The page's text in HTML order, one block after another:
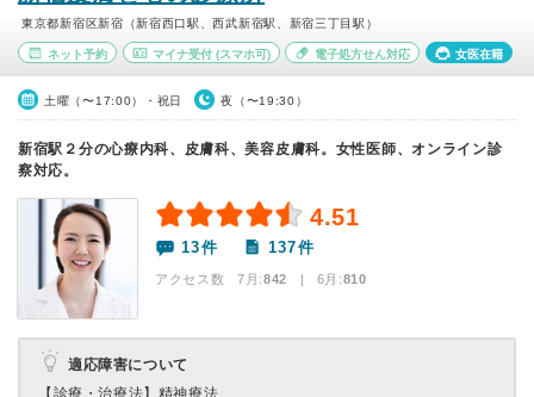
東京都新宿区新宿（新宿西口駅、西武新宿駅、新宿三丁目駅）
ネット予約 マイナ受付(スマホ可) 電子処方せん対応 女医在籍
土曜（〜17:00）・祝日 夜（〜19:30）
新宿駅２分の心療内科、皮膚科、美容皮膚科。女性医師、オンライン診
察対応。
4.51
13件 137件
アクセス数 7月:842 | 6月:810
適応障害について
【診療・治療法】 精神療法